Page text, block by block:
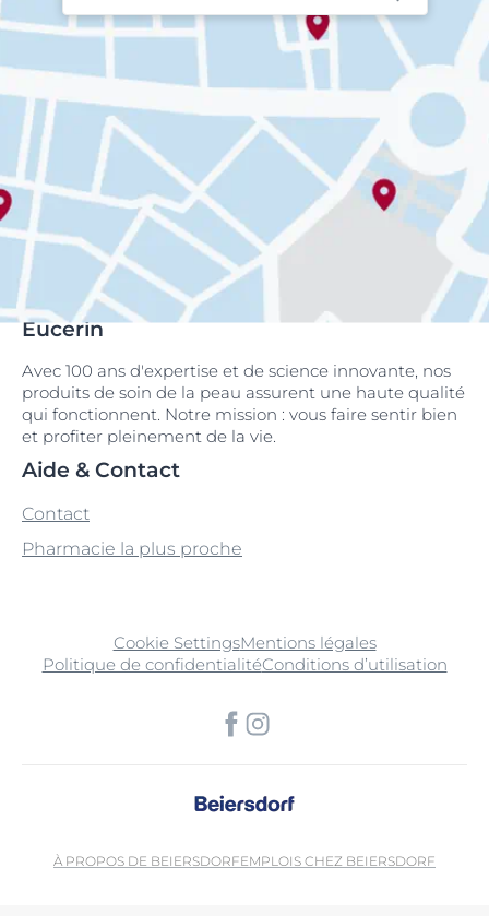
Eucerin
Avec 100 ans d'expertise et de science innovante, nos
produits de soin de la peau assurent une haute qualité
qui fonctionnent. Notre mission : vous faire sentir bien
et profiter pleinement de la vie.
Aide & Contact
Contact
Pharmacie la plus proche
Cookie SettingsMentions légales
Politique de confidentialitéConditions d’utilisation
À PROPOS DE BEIERSDORFEMPLOIS CHEZ BEIERSDORF